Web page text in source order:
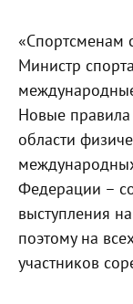
«Спортсменам
Министр
Новые правила
области
Федерации –
выступления
поэтому на
участников